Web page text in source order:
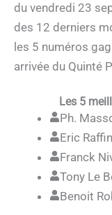
du vendredi 23
des 12 derniers
les 5 numéros
arrivée du Quinté
Les 5
Ph.
Eric
Franck
Tony Le
Benoit